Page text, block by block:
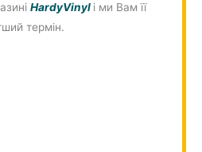
HardyVinyl і ми Вам її
термін.